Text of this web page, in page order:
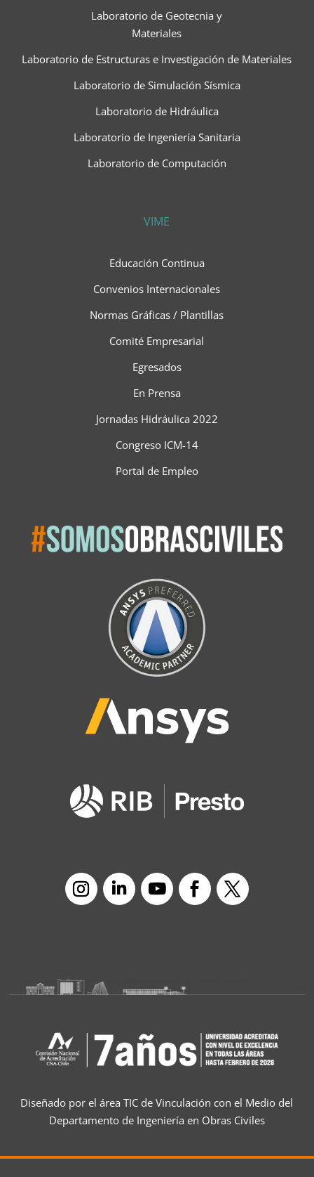
Laboratorio de Geotecnia y
Materiales
Laboratorio de Estructuras e Investigación de Materiales
Laboratorio de Simulación Sísmica
Laboratorio de Hidráulica
Laboratorio de Ingeniería Sanitaria
Laboratorio de Computación
VIME
Educación Continua
Convenios Internacionales
Normas Gráficas / Plantillas
Comité Empresarial
Egresados
En Prensa
Jornadas Hidráulica 2022
Congreso ICM-14
Portal de Empleo
Diseñado por el área TIC de Vinculación con el Medio del
Departamento de Ingeniería en Obras Civiles